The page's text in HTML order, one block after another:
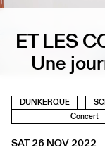
About
EN
ET LES
Une
DUNKERQUE
Concert
SAT 26 NOV 2022